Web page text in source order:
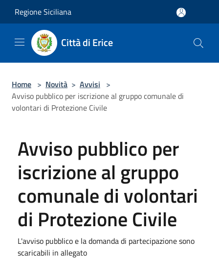
Regione Siciliana
Città di Erice
Home > Novità > Avvisi >
Avviso pubblico per iscrizione al gruppo comunale di
volontari di Protezione Civile
Avviso pubblico per
iscrizione al gruppo
comunale di volontari
di Protezione Civile
L'avviso pubblico e la domanda di partecipazione sono
scaricabili in allegato